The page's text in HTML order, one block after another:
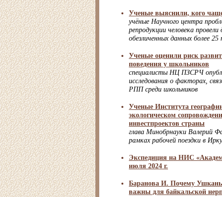
Ученые выяснили, кого
учёные Научного центра
репродукции человека
обезличенных данных более 25
Ученые оценили риск
поведения у школьников
специалисты НЦ ПЗСРЧ
исследования о факторах,
РПП среди школьников
Ученые Института
экологическом
инвестпроектов страны
глава Минобрнауки Валерий
рамках рабочей поездки в
Экспедиция на НИС
июля 2024 г.
Баранова И. Почему
важны для байкальской